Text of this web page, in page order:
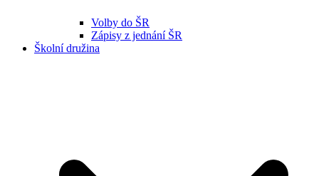
Volby do ŠR
Zápisy z jednání ŠR
Školní družina